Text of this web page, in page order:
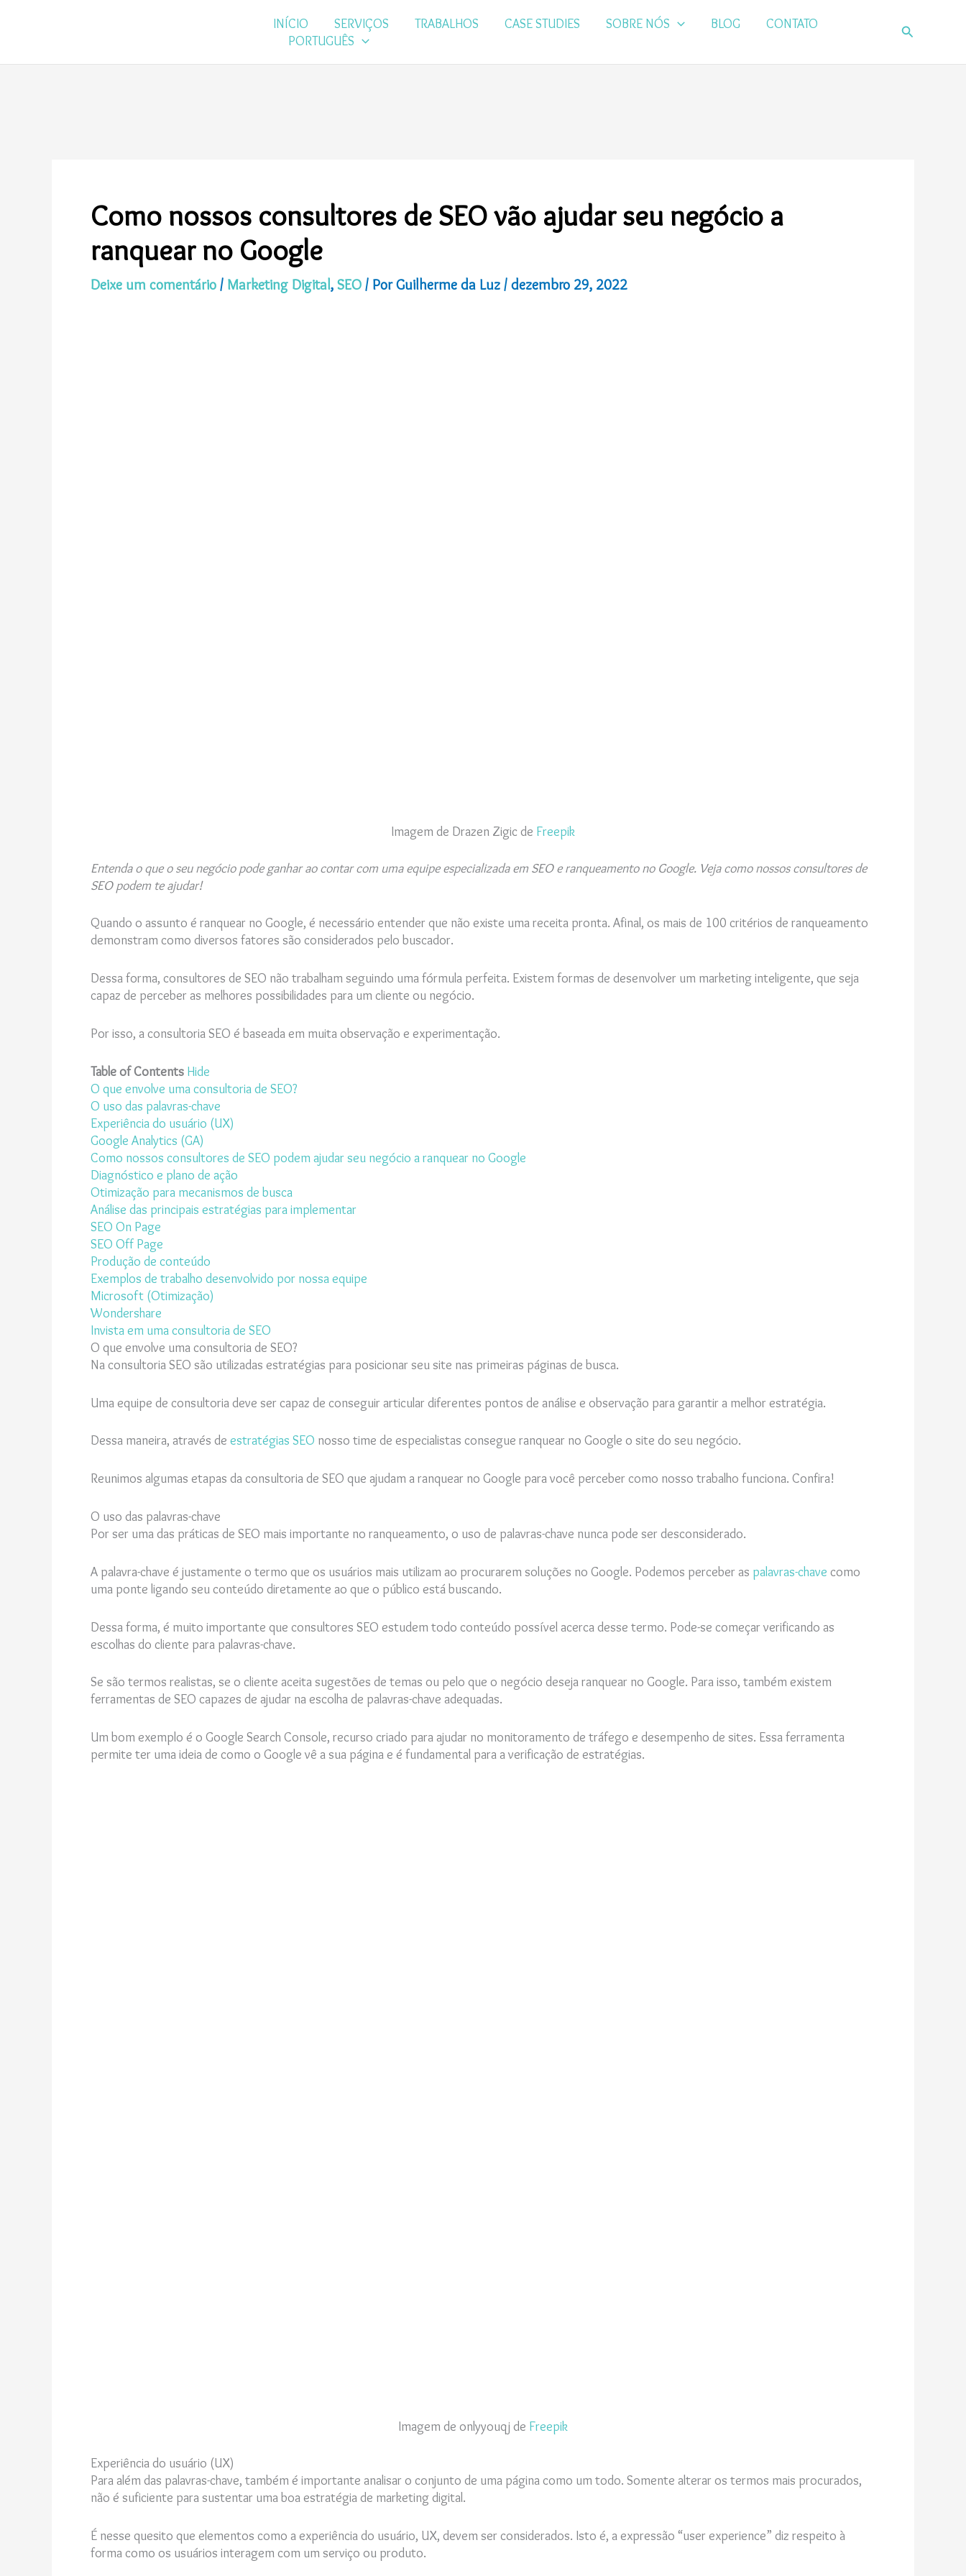
INÍCIO SERVIÇOS TRABALHOS CASE STUDIES SOBRE NÓS BLOG
CONTATO
PORTUGUÊS
Pesquisar
Como nossos consultores de SEO vão ajudar seu negócio a
ranquear no Google
Deixe um comentário / Marketing Digital, SEO / PorGuilherme da Luz / dezembro 29, 2022
Imagem de Drazen Zigic de Freepik
Entenda o que o seu negócio pode ganhar ao contar com uma equipe especializada em SEO e ranqueamento no Google. Veja como nossos consultores de
SEO podem te ajudar!
Quando o assunto é ranquear no Google, é necessário entender que não existe uma receita pronta. Afinal, os mais de 100 critérios de ranqueamento
demonstram como diversos fatores são considerados pelo buscador.
Dessa forma, consultores de SEO não trabalham seguindo uma fórmula perfeita. Existem formas de desenvolver um marketing inteligente, que seja
capaz de perceber as melhores possibilidades para um cliente ou negócio.
Por isso, a consultoria SEO é baseada em muita observação e experimentação.
Table of Contents Hide
O que envolve uma consultoria de SEO?
O uso das palavras-chave
Experiência do usuário (UX)
Google Analytics (GA)
Como nossos consultores de SEO podem ajudar seu negócio a ranquear no Google
Diagnóstico e plano de ação
Otimização para mecanismos de busca
Análise das principais estratégias para implementar
SEO On Page
SEO Off Page
Produção de conteúdo
Exemplos de trabalho desenvolvido por nossa equipe
Microsoft (Otimização)
Wondershare
Invista em uma consultoria de SEO
O que envolve uma consultoria de SEO?
Na consultoria SEO são utilizadas estratégias para posicionar seu site nas primeiras páginas de busca.
Uma equipe de consultoria deve ser capaz de conseguir articular diferentes pontos de análise e observação para garantir a melhor estratégia.
Dessa maneira, através de estratégias SEO nosso time de especialistas consegue ranquear no Google o site do seu negócio.
Reunimos algumas etapas da consultoria de SEO que ajudam a ranquear no Google para você perceber como nosso trabalho funciona. Confira!
O uso das palavras-chave
Por ser uma das práticas de SEO mais importante no ranqueamento, o uso de palavras-chave nunca pode ser desconsiderado.
A palavra-chave é justamente o termo que os usuários mais utilizam ao procurarem soluções no Google. Podemos perceber as palavras-chave como
uma ponte ligando seu conteúdo diretamente ao que o público está buscando.
Dessa forma, é muito importante que consultores SEO estudem todo conteúdo possível acerca desse termo. Pode-se começar verificando as
escolhas do cliente para palavras-chave.
Se são termos realistas, se o cliente aceita sugestões de temas ou pelo que o negócio deseja ranquear no Google. Para isso, também existem
ferramentas de SEO capazes de ajudar na escolha de palavras-chave adequadas.
Um bom exemplo é o Google Search Console, recurso criado para ajudar no monitoramento de tráfego e desempenho de sites. Essa ferramenta
permite ter uma ideia de como o Google vê a sua página e é fundamental para a verificação de estratégias.
Imagem de onlyyouqj de Freepik
Experiência do usuário (UX)
Para além das palavras-chave, também é importante analisar o conjunto de uma página como um todo. Somente alterar os termos mais procurados,
não é suficiente para sustentar uma boa estratégia de marketing digital.
É nesse quesito que elementos como a experiência do usuário, UX, devem ser considerados. Isto é, a expressão “user experience” diz respeito à
forma como os usuários interagem com um serviço ou produto.